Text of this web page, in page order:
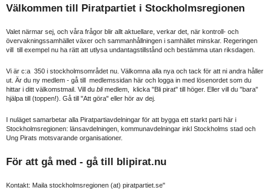
Välkommen till Piratpartiet i Stockholmsregionen
Valet närmar sej, och våra frågor blir allt aktuellare, verkar det, när kontroll- och
övervakningssamhället växer och sammanhållningen i samhället minskar. Regeringen
vill till exempel nu ha rätt att utlysa undantagstillstånd och bestämma utan riksdagen.
Vi är c:a 350 i stockholmsområdet nu. Välkomna alla nya och tack för att ni andra håller
ut. Är du ny medlem - gå till medlemssidan här och logga in med lösenordet som du
hittar i ditt välkomstmail. Vill du blimedlem, klicka "Bli pirat" till höger. Eller vill du "bara"
hjälpa till (toppen!). Gå till "Att göra" eller hör av dej.
I nuläget samarbetar alla Piratpartiavdelningar för att bygga ett starkt parti här i
Stockholmsregionen: länsavdelningen, kommunavdelningar inkl Stockholms stad och
Ung Pirats motsvarande organisationer.
För att gå med - gå till blipirat.nu
Kontakt: Maila stockholmsregionen (at) piratpartiet.se"